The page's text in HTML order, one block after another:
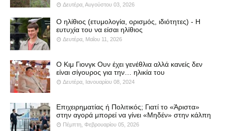
Δευτέρα, Αυγούστου 03, 2026
Ο ηλίθιος (ετυμολογία, ορισμός, ιδιότητες) - Η
ευτυχία του να είσαι ηλίθιος
Δευτέρα, Μαΐου 11, 2026
Ο Κιμ Γιονγκ Ουν έχει γενέθλια αλλά κανείς δεν
είναι σίγουρος για την… ηλικία του
Δευτέρα, Ιανουαρίου 08, 2024
Επιχειρηματίας ή Πολιτικός; Γιατί το «Άριστα»
στην αγορά μπορεί να γίνει «Μηδέν» στην κάλπη
Πέμπτη, Φεβρουαρίου 05, 2026